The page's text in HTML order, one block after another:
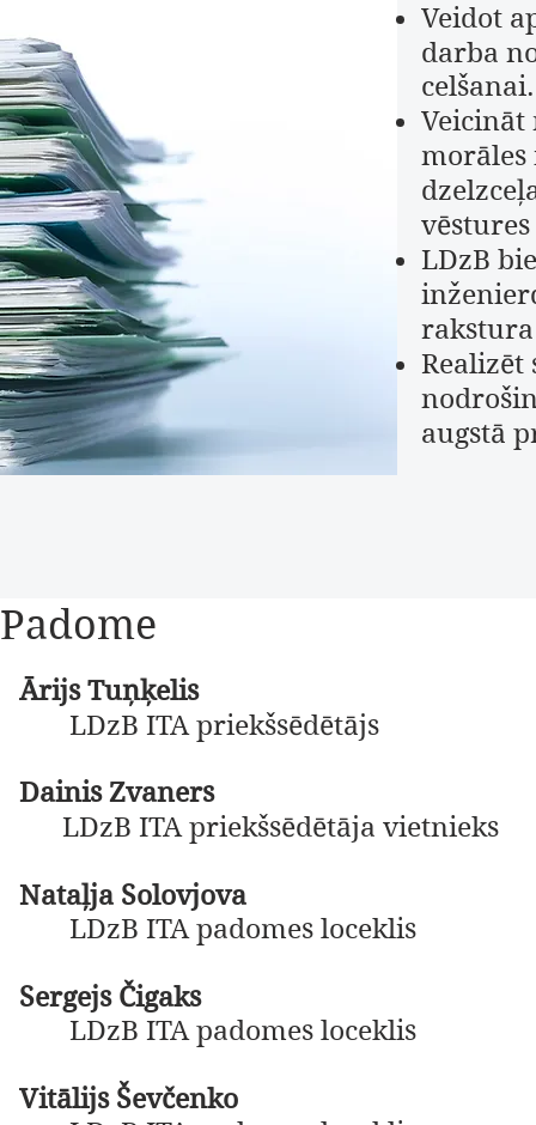
Veidot
darba
celšanai.
Veicināt
morāles
LDzB
Realizēt
augstā
Padome
Ārijs Tuņķelis
LDzB ITA priekšsēdētājs
Dainis Zvaners
LDzB ITA priekšsēdētāja vietnieks
Nataļja Solovjova
LDzB ITA padomes loceklis
Sergejs Čigaks
LDzB ITA padomes loceklis
Vitālijs Ševčenko